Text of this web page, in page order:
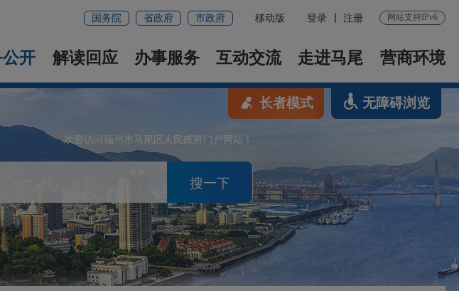
国务院 省政府 市政府 移动版 登录 注册 网站支持IPv6
开 解读回应 办事服务 互动交流 走进马尾 营商环境
欢迎访问福州市马尾区人民政府门户网站！
搜一下
长者模式 无障碍浏览